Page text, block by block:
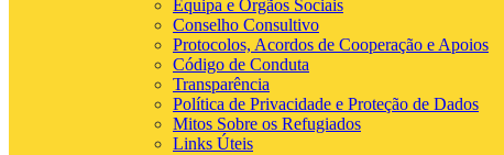
Equipa e Orgãos Sociais
Conselho Consultivo
Protocolos, Acordos de Cooperação e Apoios
Código de Conduta
Transparência
Política de Privacidade e Proteção de Dados
Mitos Sobre os Refugiados
Links Úteis